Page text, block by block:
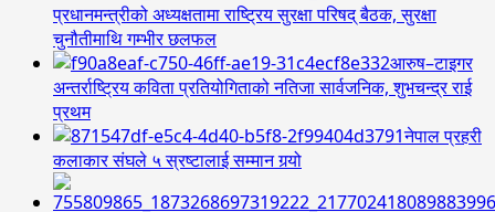
प्रधानमन्त्रीको अध्यक्षतामा राष्ट्रिय सुरक्षा परिषद् बैठक, सुरक्षा
चुनौतीमाथि गम्भीर छलफल
आरुष–टाइगर
अन्तर्राष्ट्रिय कविता प्रतियोगिताको नतिजा सार्वजनिक, शुभचन्द्र राई
प्रथम
नेपाल प्रहरी
कलाकार संघले ५ स्रष्टालाई सम्मान गर्‍यो